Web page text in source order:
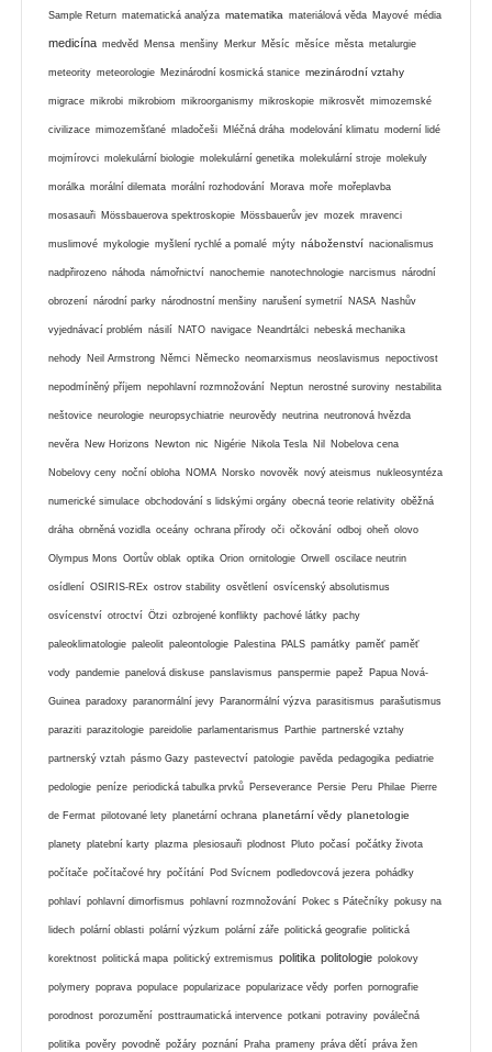
Sample Return matematická analýza matematika materiálová věda Mayové média
medicína medvěd Mensa menšiny Merkur Měsíc měsíce města metalurgie
meteority meteorologie Mezinárodní kosmická stanice mezinárodní vztahy
migrace mikrobi mikrobiom mikroorganismy mikroskopie mikrosvět mimozemské
civilizace mimozemšťané mladočeši Mléčná dráha modelování klimatu moderní lidé
mojmírovci molekulární biologie molekulární genetika molekulární stroje molekuly
morálka morální dilemata morální rozhodování Morava moře mořeplavba
mosasauři Mössbauerova spektroskopie Mössbauerův jev mozek mravenci
muslimové mykologie myšlení rychlé a pomalé mýty náboženství nacionalismus
nadpřirozeno náhoda námořnictví nanochemie nanotechnologie narcismus národní
obrození národní parky národnostní menšiny narušení symetrií NASA Nashův
vyjednávací problém násilí NATO navigace Neandrtálci nebeská mechanika
nehody Neil Armstrong Němci Německo neomarxismus neoslavismus nepoctivost
nepodmíněný příjem nepohlavní rozmnožování Neptun nerostné suroviny nestabilita
neštovice neurologie neuropsychiatrie neurovědy neutrina neutronová hvězda
nevěra New Horizons Newton nic Nigérie Nikola Tesla Nil Nobelova cena
Nobelovy ceny noční obloha NOMA Norsko novověk nový ateismus nukleosyntéza
numerické simulace obchodování s lidskými orgány obecná teorie relativity oběžná
dráha obrněná vozidla oceány ochrana přírody oči očkování odboj oheň olovo
Olympus Mons Oortův oblak optika Orion ornitologie Orwell oscilace neutrin
osídlení OSIRIS-REx ostrov stability osvětlení osvícenský absolutismus
osvícenství otroctví Ötzi ozbrojené konflikty pachové látky pachy
paleoklimatologie paleolit paleontologie Palestina PALS památky paměť paměť
vody pandemie panelová diskuse panslavismus panspermie papež Papua Nová-
Guinea paradoxy paranormální jevy Paranormální výzva parasitismus parašutismus
paraziti parazitologie pareidolie parlamentarismus Parthie partnerské vztahy
partnerský vztah pásmo Gazy pastevectví patologie pavěda pedagogika pediatrie
pedologie peníze periodická tabulka prvků Perseverance Persie Peru Philae Pierre
de Fermat pilotované lety planetární ochrana planetární vědy planetologie
planety platební karty plazma plesiosauři plodnost Pluto počasí počátky života
počítače počítačové hry počítání Pod Svícnem podledovcová jezera pohádky
pohlaví pohlavní dimorfismus pohlavní rozmnožování Pokec s Pátečníky pokusy na
lidech polární oblasti polární výzkum polární záře politická geografie politická
korektnost politická mapa politický extremismus politika politologie polokovy
polymery poprava populace popularizace popularizace vědy porfen pornografie
porodnost porozumění posttraumatická intervence potkani potraviny poválečná
politika pověry povodně požáry poznání Praha prameny práva dětí práva žen